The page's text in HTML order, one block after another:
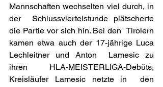
Mannschaften wechselten viel durch, in
der  Schlussviertelstunde plätscherte
die Partie vor sich hin. Bei den  Tirolern
kamen etwa auch der 17-jährige Luca
Lechleitner und Anton  Lamesic zu
ihren HLA-MEISTERLIGA-Debüts,
Kreisläufer Lamesic netzte in  den